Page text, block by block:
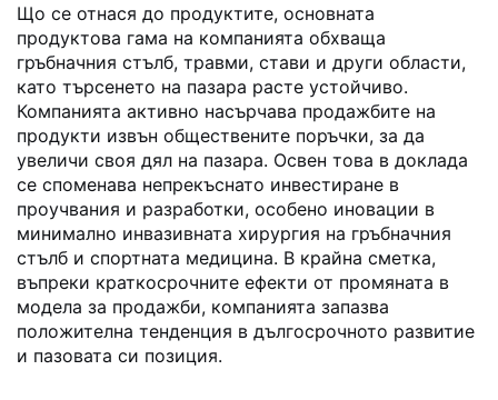
Що се отнася до продуктите, основната
продуктова гама на компанията обхваща
гръбначния стълб, травми, стави и други области,
като търсенето на пазара расте устойчиво.
Компанията активно насърчава продажбите на
продукти извън обществените поръчки, за да
увеличи своя дял на пазара. Освен това в доклада
се споменава непрекъснато инвестиране в
проучвания и разработки, особено иновации в
минимално инвазивната хирургия на гръбначния
стълб и спортната медицина. В крайна сметка,
въпреки краткосрочните ефекти от промяната в
модела за продажби, компанията запазва
положителна тенденция в дългосрочното развитие
и пазовата си позиция.